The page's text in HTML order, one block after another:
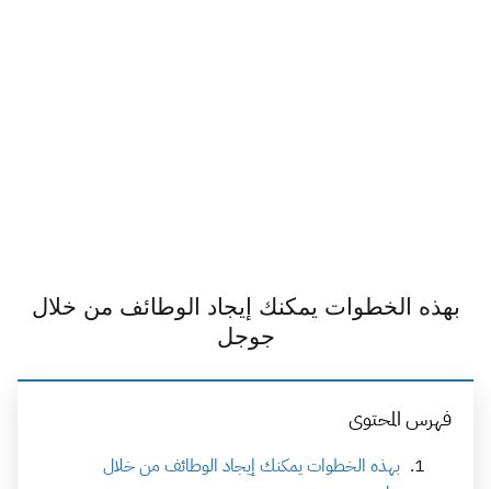
بهذه الخطوات يمكنك إيجاد الوطائف من خلال
جوجل
فهرس المحتوى
بهذه الخطوات يمكنك إيجاد الوطائف من خلال